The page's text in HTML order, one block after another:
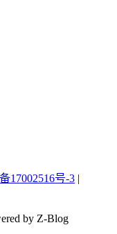
17002516号-3 |
by Z-Blog